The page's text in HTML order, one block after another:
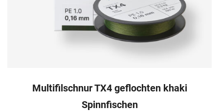
Multifilschnur TX4 geflochten khaki
Spinnfischen